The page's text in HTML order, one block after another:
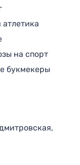
атлетика
на спорт
букмекеры